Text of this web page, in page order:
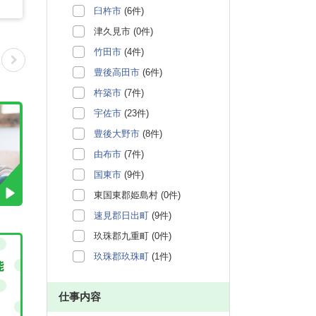
臼杵市 (6件)
津久見市 (0件)
竹田市 (4件)
豊後高田市 (6件)
杵築市 (7件)
宇佐市 (23件)
豊後大野市 (8件)
由布市 (7件)
国東市 (9件)
東国東郡姫島村 (0件)
速見郡日出町 (9件)
玖珠郡九重町 (0件)
玖珠郡玖珠町 (1件)
仕事内容